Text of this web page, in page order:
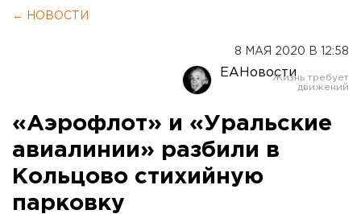
← НОВОСТИ
8 МАЯ 2020 В 12:58
ЕАНовости
«Аэрофлот» и «Уральские
авиалинии» разбили в
Кольцово стихийную
парковку